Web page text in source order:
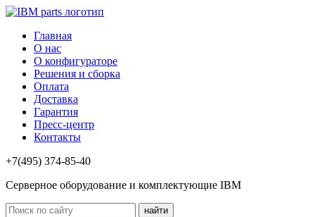
Главная
О нас
О конфигураторе
Решения и сборка
Оплата
Доставка
Гарантия
Пресс-центр
Контакты
+7(495) 374-85-40
Серверное оборудование и комплектующие IBM